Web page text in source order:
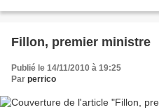
Fillon, premier ministre
Publié le 14/11/2010 à 19:25
Par perrico